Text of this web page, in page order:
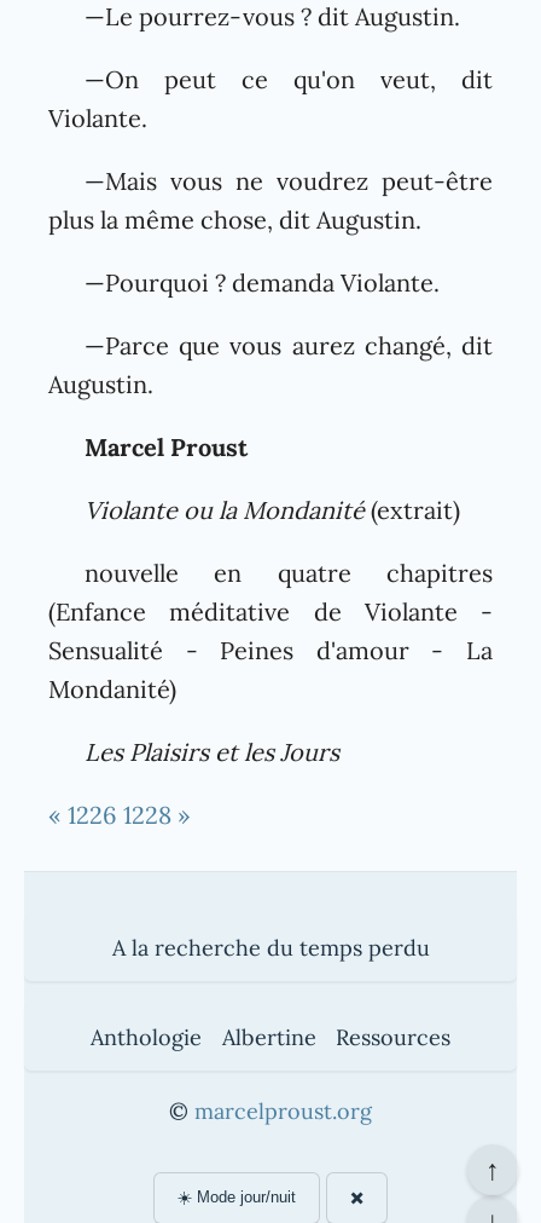
—Le pourrez-vous ? dit Augustin.
—On peut ce qu'on veut, dit
Violante.
—Mais vous ne voudrez peut-être
plus la même chose, dit Augustin.
—Pourquoi ? demanda Violante.
—Parce que vous aurez changé, dit
Augustin.
Marcel Proust
Violante ou la Mondanité(extrait)
nouvelle en quatre chapitres
(Enfance méditative de Violante -
Sensualité - Peines d'amour - La
Mondanité)
Les Plaisirs et les Jours
« 1226 1228 »
↑
A la recherche du temps perdu
Anthologie Albertine Ressources
© marcelproust.org
☀️ Mode jour/nuit ✖️